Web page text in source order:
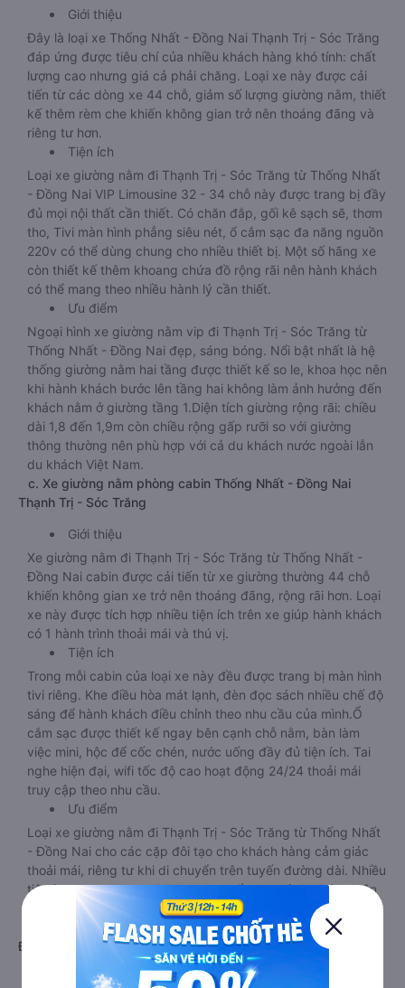
Giới thiệu
Đây là loại xe Thống Nhất - Đồng Nai Thạnh Trị - Sóc Trăng
đáp ứng được tiêu chí của nhiều khách hàng khó tính: chất
lượng cao nhưng giá cả phải chăng. Loại xe này được cải
tiến từ các dòng xe 44 chỗ, giảm số lượng giường nằm, thiết
kế thêm rèm che khiến không gian trở nên thoáng đãng và
riêng tư hơn.
Tiện ích
Loại xe giường nằm đi Thạnh Trị - Sóc Trăng từ Thống Nhất
- Đồng Nai VIP Limousine 32 - 34 chỗ này được trang bị đầy
đủ mọi nội thất cần thiết. Có chăn đắp, gối kê sạch sẽ, thơm
tho, Tivi màn hình phẳng siêu nét, ổ cắm sạc đa năng nguồn
220v có thể dùng chung cho nhiều thiết bị. Một số hãng xe
còn thiết kế thêm khoang chứa đồ rộng rãi nên hành khách
có thể mang theo nhiều hành lý cần thiết.
Ưu điểm
Ngoại hình xe giường nằm vip đi Thạnh Trị - Sóc Trăng từ
Thống Nhất - Đồng Nai đẹp, sáng bóng. Nổi bật nhất là hệ
thống giường nằm hai tầng được thiết kế so le, khoa học nên
khi hành khách bước lên tầng hai không làm ảnh hưởng đến
khách nằm ở giường tầng 1.Diện tích giường rộng rãi: chiều
dài 1,8 đến 1,9m còn chiều rộng gấp rưỡi so với giường
thông thường nên phù hợp với cả du khách nước ngoài lẫn
du khách Việt Nam.
c. Xe giường nằm phòng cabin Thống Nhất - Đồng Nai
Thạnh Trị - Sóc Trăng
Giới thiệu
Xe giường nằm đi Thạnh Trị - Sóc Trăng từ Thống Nhất -
Đồng Nai cabin được cải tiến từ xe giường thường 44 chỗ
khiến không gian xe trở nên thoáng đãng, rộng rãi hơn. Loại
xe này được tích hợp nhiều tiện ích trên xe giúp hành khách
có 1 hành trình thoải mái và thú vị.
Tiện ích
Trong mỗi cabin của loại xe này đều được trang bị màn hình
tivi riêng. Khe điều hòa mát lạnh, đèn đọc sách nhiều chế độ
sáng để hành khách điều chỉnh theo nhu cầu của mình.Ổ
cắm sạc được thiết kế ngay bên cạnh chỗ nằm, bàn làm
việc mini, hộc để cốc chén, nước uống đầy đủ tiện ích. Tai
nghe hiện đại, wifi tốc độ cao hoạt động 24/24 thoải mái
truy cập theo nhu cầu.
Ưu điểm
Loại xe giường nằm đi Thạnh Trị - Sóc Trăng từ Thống Nhất
- Đồng Nai cho các cặp đôi tạo cho khách hàng cảm giác
thoải mái, riêng tư khi di chuyển trên tuyến đường dài. Nhiều
tiện ích, sang trọng, dịch vụ cung cấp cho hành khách luôn
ở mức tốt nhất.
d. Xe giường nằm đi Thạnh Trị - Sóc Trăng từ Thống Nhất -
Đồng Nai cho các cặp đôi
Giới thiệu